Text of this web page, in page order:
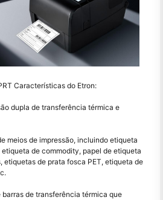
Características do Etron:
dupla de transferência térmica e
meios de impressão, incluindo etiqueta
de commodity, papel de etiqueta
etiquetas de prata fosca PET, etiqueta de
de transferência térmica que